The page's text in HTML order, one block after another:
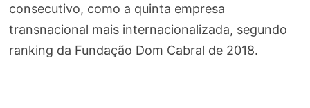
consecutivo, como a quinta empresa
transnacional mais internacionalizada, segundo
ranking da Fundação Dom Cabral de 2018.